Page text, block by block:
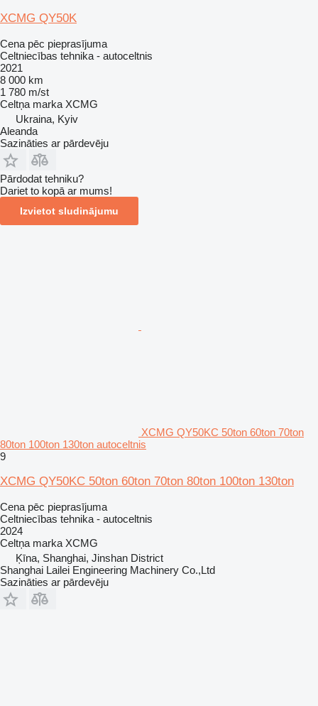
XCMG QY50K
Cena pēc pieprasījuma
Celtniecības tehnika - autoceltnis
2021
8 000 km
1 780 m/st
Celtņa marka XCMG
Ukraina, Kyiv
Aleanda
Sazināties ar pārdevēju
Pārdodat tehniku?
Dariet to kopā ar mums!
Izvietot sludinājumu
XCMG QY50KC 50ton 60ton 70ton
80ton 100ton 130ton autoceltnis
9
XCMG QY50KC 50ton 60ton 70ton 80ton 100ton 130ton
Cena pēc pieprasījuma
Celtniecības tehnika - autoceltnis
2024
Celtņa marka XCMG
Ķīna, Shanghai, Jinshan District
Shanghai Lailei Engineering Machinery Co.,Ltd
Sazināties ar pārdevēju